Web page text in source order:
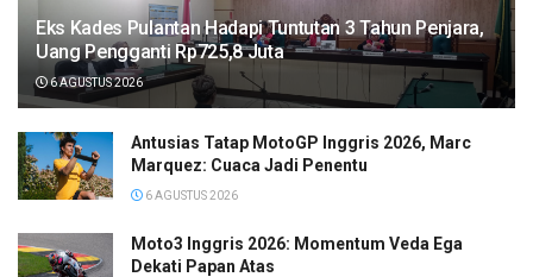
Eks Kades Pulantan Hadapi Tuntutan 3 Tahun Penjara,
Uang Pengganti Rp725,8 Juta
6 AGUSTUS 2026
Antusias Tatap MotoGP Inggris 2026, Marc
Marquez: Cuaca Jadi Penentu
6 AGUSTUS 2026
Moto3 Inggris 2026: Momentum Veda Ega
Dekati Papan Atas